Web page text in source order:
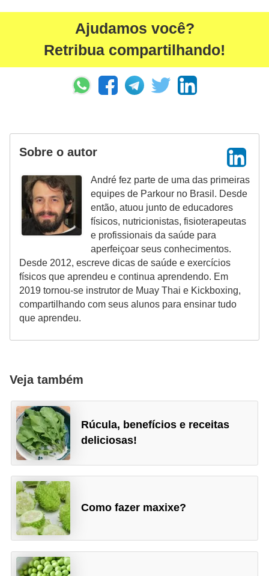
Ajudamos você?
Retribua compartilhando!
Sobre o autor
André fez parte de uma das primeiras
equipes de Parkour no Brasil. Desde
então, atuou junto de educadores
físicos, nutricionistas, fisioterapeutas
e profissionais da saúde para
aperfeiçoar seus conhecimentos.
Desde 2012, escreve dicas de saúde e exercícios
físicos que aprendeu e continua aprendendo. Em
2019 tornou-se instrutor de Muay Thai e Kickboxing,
compartilhando com seus alunos para ensinar tudo
que aprendeu.
Veja também
Rúcula, benefícios e receitas
deliciosas!
Como fazer maxixe?